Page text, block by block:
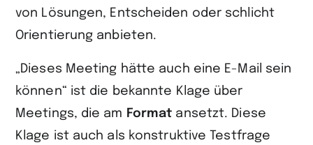
von Lösungen, Entscheiden oder schlicht
Orientierung anbieten.
„Dieses Meeting hätte auch eine E-Mail sein
können“ ist die bekannte Klage über
Meetings, die am Format ansetzt. Diese
Klage ist auch als konstruktive Testfrage